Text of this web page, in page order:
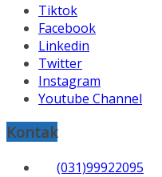
Tiktok
Facebook
Linkedin
Twitter
Instagram
Youtube Channel
Kontak
(031)99922095